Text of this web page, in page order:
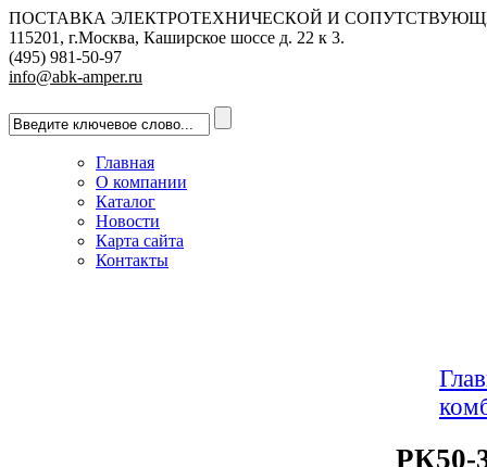
ПОСТАВКА ЭЛЕКТРОТЕХНИЧЕСКОЙ И
115201, г.Москва, Каширское шоссе д. 22 к 3.
(495) 981-50-97
info@abk-amper.ru
Главная
О компании
Каталог
Новости
Карта сайта
Контакты
РК50-